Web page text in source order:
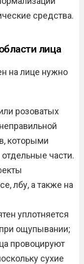
средства.
лица
на лице нужно
розоватых
которыми
части.
лбу, а также на
уплотняется
при ощупывании;
провоцируют
сухие